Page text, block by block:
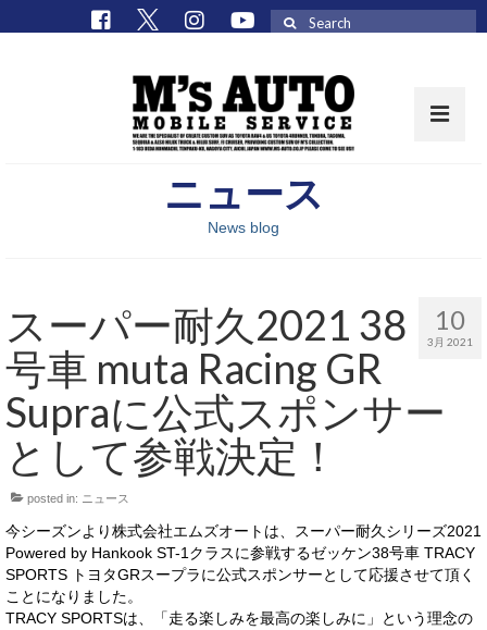
M’sCollectionパーツ一覧
エムズオート
M’sCollection
エムズオートとは
サービス・保証
買取のご案内
店舗情報
ニュース
News blog
10
3月 2021
スーパー耐久2021 38
号車 muta Racing GR
Supraに公式スポンサー
として参戦決定！
posted in: ニュース
今シーズンより株式会社エムズオートは、スーパー耐久シリーズ2021
Powered by Hankook ST-1クラスに参戦するゼッケン38号車 TRACY
SPORTS トヨタGRスープラに公式スポンサーとして応援させて頂く
ことになりました。
TRACY SPORTSは、「走る楽しみを最高の楽しみに」という理念の